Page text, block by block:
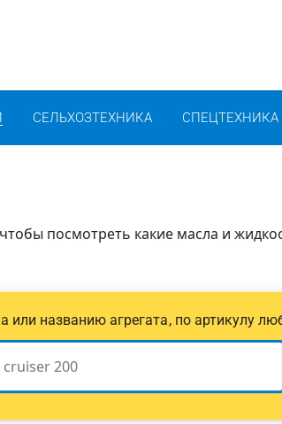
СЕЛЬХОЗТЕХНИКА СПЕЦТЕХНИКА
посмотреть какие масла и
или названию агрегата, по артикулу